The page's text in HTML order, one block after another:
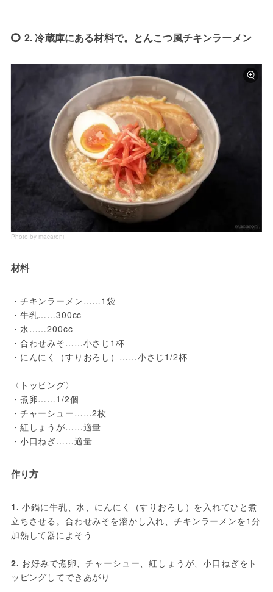
2. 冷蔵庫にある材料で。とんこつ風チキンラーメン
Photo by macaroni
材料
・チキンラーメン……1袋
・牛乳……300cc
・水……200cc
・合わせみそ……小さじ1杯
・にんにく（すりおろし）……小さじ1/2杯
〈トッピング〉
・煮卵……1/2個
・チャーシュー……2枚
・紅しょうが……適量
・小口ねぎ……適量
作り方
1. 小鍋に牛乳、水、にんにく（すりおろし）を入れてひと煮
立ちさせる。合わせみそを溶かし入れ、チキンラーメンを1分
加熱して器によそう
2. お好みで煮卵、チャーシュー、紅しょうが、小口ねぎをト
ッピングしてできあがり